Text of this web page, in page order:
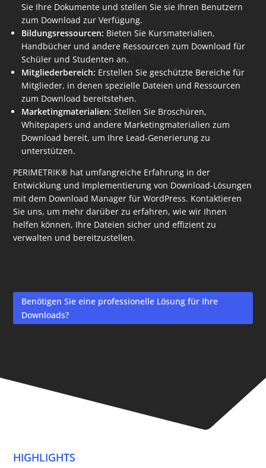
Sie Ihre Dokumente und stellen Sie sie Ihren Benutzern
zum Download zur Verfügung.
Bildungsressourcen: Bieten Sie Kursmaterialien,
Handbücher und andere Ressourcen zum Download für
Schüler und Studenten an.
Mitgliederbereich: Erstellen Sie geschützte Bereiche für
Mitglieder, in denen spezielle Dateien und Ressourcen
zum Download bereitstehen.
Marketingmaterialien: Stellen Sie Broschüren,
Whitepapers und andere Marketingmaterialien zum
Download bereit, um Ihre Lead-Generierung zu
unterstützen.
PERIMETRIK® hat umfangreiche Erfahrung in der
Entwicklung und Implementierung von Download-Lösungen
mit dem Download Manager für WordPress. Kontaktieren
Sie uns, um mehr darüber zu erfahren, wie wir Ihnen
helfen können, Ihre Dateien sicher und effizient zu
verwalten und bereitzustellen.
Benötigen Sie eine professionelle Lösung für Ihre
Downloads?
HIGHLIGHTS